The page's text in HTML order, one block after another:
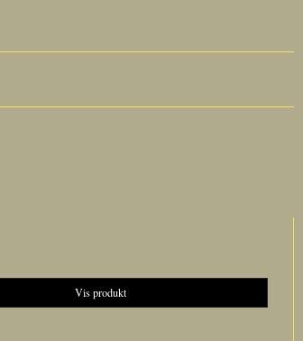
Vis produkt